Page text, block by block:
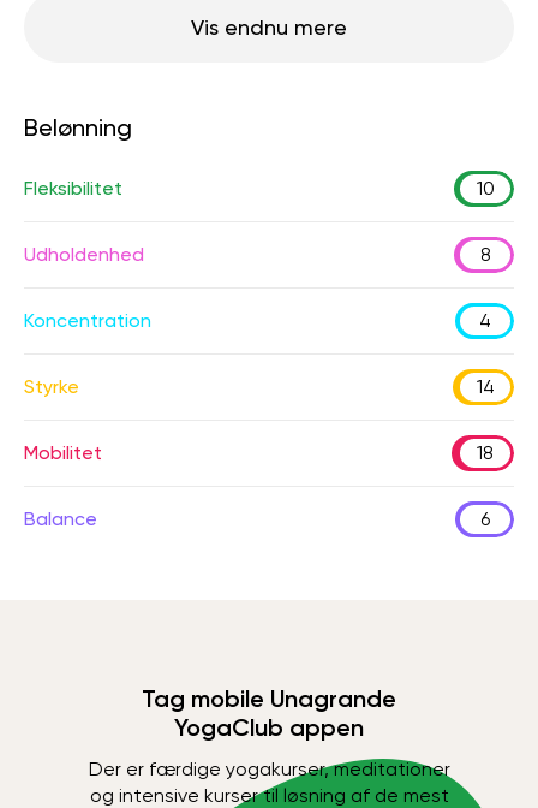
Vis endnu mere
Belønning
Fleksibilitet 10
Udholdenhed 8
Koncentration 4
Styrke 14
Mobilitet 18
Balance 6
Tag mobile Unagrande
YogaClub appen
Der er færdige yogakurser, meditationer
og intensive kurser til løsning af de mest